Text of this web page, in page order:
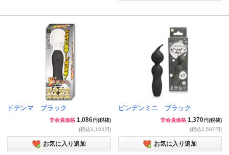
ドデンマ ブラック
非会員価格 1,086円(税抜)
(税込1,194円)
お気に入り追加
ピンデンミニ ブラック
非会員価格 1,370円(税抜)
(税込1,507円)
お気に入り追加